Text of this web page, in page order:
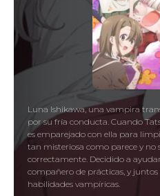
Luna Ishikawa, una vampira
por su fría conducta. Cuando
es emparejado con ella para
tan misteriosa como parece y no
correctamente. Decidido a
compañero de prácticas, y
habilidades vampíricas.